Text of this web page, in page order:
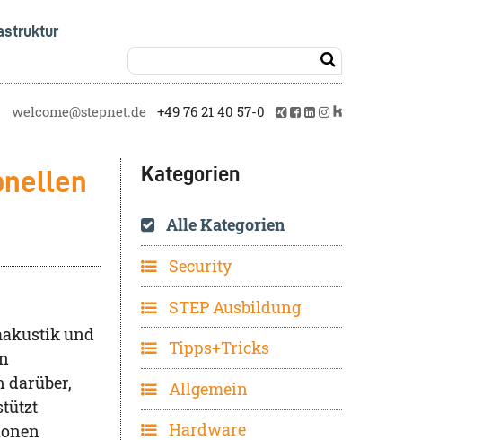

welcome@stepnet.de +49 76 21 40 57-0
und
darüber,
Kategorien
Alle Kategorien
Security
STEP Ausbildung
Tipps+Tricks
Allgemein
Hardware